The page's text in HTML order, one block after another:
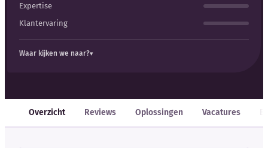
Auteurs
Expertise
Klantervaring
Waar kijken we naar?
Overzicht Reviews Oplossingen Vacatures